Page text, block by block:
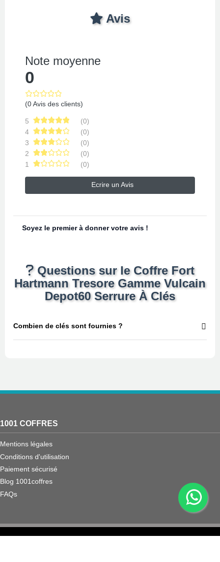
Avis
Note moyenne
0
(0 Avis des clients)
5
(0)
4
(0)
3
(0)
2
(0)
1
(0)
Ecrire un Avis
Soyez le premier à donner votre avis !
Questions sur le Coffre Fort
Hartmann Tresore Gamme Vulcain
Depot60 Serrure À Clés
Combien de clés sont fournies ?
1001 COFFRES
Mentions légales
Conditions d'utilisation
Paiement sécurisé
Blog 1001coffres
FAQs